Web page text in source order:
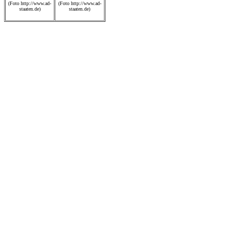
(Foto http://www.ad-
staaten.de)
(Foto http://www.ad-
staaten.de)